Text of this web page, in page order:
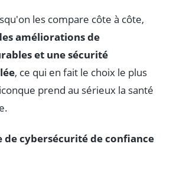
les compare côte à côte,
améliorations de
et une sécurité
, ce qui en fait le choix le plus
prend au sérieux la santé
de cybersécurité de confiance